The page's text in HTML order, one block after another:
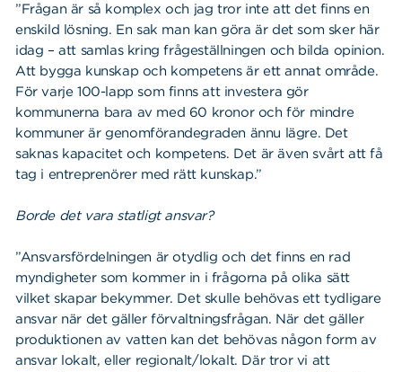
”Frågan är så komplex och jag tror inte att det finns en
enskild lösning. En sak man kan göra är det som sker här
idag – att samlas kring frågeställningen och bilda opinion.
Att bygga kunskap och kompetens är ett annat område.
För varje 100-lapp som finns att investera gör
kommunerna bara av med 60 kronor och för mindre
kommuner är genomförandegraden ännu lägre. Det
saknas kapacitet och kompetens. Det är även svårt att få
tag i entreprenörer med rätt kunskap.”
Borde det vara statligt ansvar?
”Ansvarsfördelningen är otydlig och det finns en rad
myndigheter som kommer in i frågorna på olika sätt
vilket skapar bekymmer. Det skulle behövas ett tydligare
ansvar när det gäller förvaltningsfrågan. När det gäller
produktionen av vatten kan det behövas någon form av
ansvar lokalt, eller regionalt/lokalt. Där tror vi att